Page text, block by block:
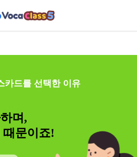
카드를 선택한 이유
며,
때문이죠!